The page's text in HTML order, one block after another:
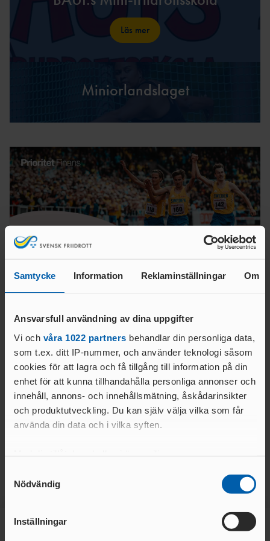
Samtycke Information Reklaminställningar Om
Ansvarsfull användning av dina uppgifter
Vi och våra 1022 partners behandlar din personliga data,
som t.ex. ditt IP-nummer, och använder teknologi såsom
cookies för att lagra och få tillgång till information på din
enhet för att kunna tillhandahålla personliga annonser och
innehåll, annons- och innehållsmätning, åskådarinsikter
och produktutveckling. Du kan själv välja vilka som får
använda din data och i vilka syften.
som kan ha en noggrannhet på upp till flera meter
Nödvändig
Inställningar
Läs mer
Miniorlandslaget